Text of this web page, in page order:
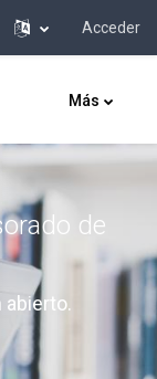
Acceder
Más
de